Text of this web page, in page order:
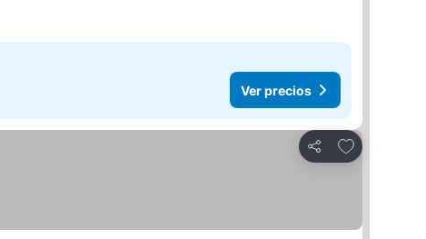
Ver precios
Compartir
Añadir a